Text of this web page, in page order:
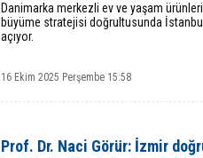
Danimarka merkezli ev ve yaşam
büyüme stratejisi doğrultusunda İstanbul
açıyor.
16 Ekim 2025 Perşembe 15:58
Prof. Dr. Naci Görür: İzmir